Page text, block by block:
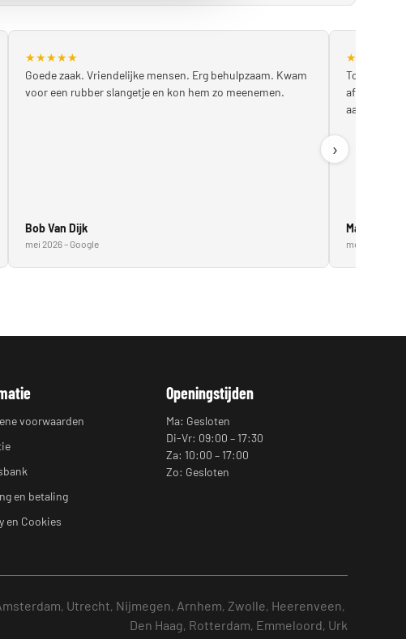
★★★★★
Goede zaak. Vriendelijke mensen. Erg behulpzaam. Kwam
voor een rubber slangetje en kon hem zo meenemen.
Bob Van Dijk
mei 2026 – Google
★
Topservice!
afspraak.
aanrader!
Marcin
mei 2026 –
›
voorwaarden
en betaling
en Cookies
Openingstijden
Ma: Gesloten
Di-Vr: 09:00 – 17:30
Za: 10:00 – 17:00
Zo: Gesloten
, Utrecht, Nijmegen, Arnhem, Zwolle, Heerenveen,
Den Haag, Rotterdam, Emmeloord, Urk